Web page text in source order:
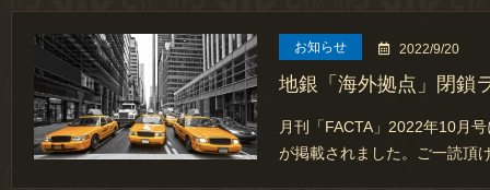
お知らせ 2022/9/20
地銀「海外拠点」閉鎖
月刊「FACTA」2022年10月
が掲載されました。ご一読頂